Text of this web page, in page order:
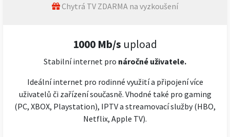
Chytrá TV ZDARMA na vyzkoušení
1000 Mb/s upload
Stabilní internet pro náročné uživatele.
Ideální internet pro rodinné využití a připojení více
uživatelů či zařízení současně. Vhodné také pro gaming
(PC, XBOX, Playstation), IPTV a streamovací služby (HBO,
Netflix, Apple TV).